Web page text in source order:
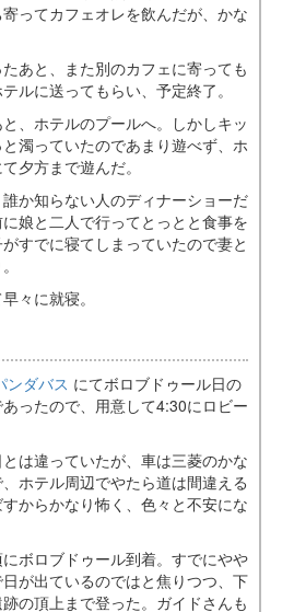
ってカフェオレを飲んだが、かな
あと、また別のカフェに寄っても
ルに送ってもらい、予定終了。
、ホテルのプールへ。しかしキッ
濁っていたのであまり遊べず、ホ
夕方まで遊んだ。
か知らない人のディナーショーだ
娘と二人で行ってとっとと食事を
すでに寝てしまっていたので妻と
々に就寝。
ンダバス にてボロブドゥール日の
ったので、用意して4:30にロビー
は違っていたが、車は三菱のかな
ホテル周辺でやたら道は間違える
からかなり怖く、色々と不安にな
ボロブドゥール到着。すでにやや
が出ているのではと焦りつつ、下
の頂上まで登った。ガイドさんも